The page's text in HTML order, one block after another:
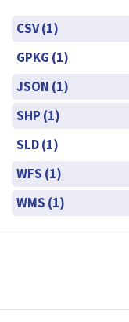
CSV (1)
GPKG (1)
JSON (1)
SHP (1)
SLD (1)
WFS (1)
WMS (1)